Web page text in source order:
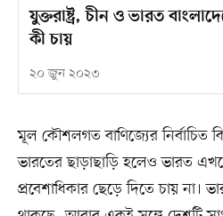
যুক্তরাষ্ট্র, চীন ও ভারত
কী চায়
২০ জুন ২০২৩
মূল কৌশলগত বাণিজ্যের নির্বাচিত
ভারতের ছাড়াছাড়ি হলেও ভারত
প্রবেশাধিকার ছেড়ে দিতে চায় না।